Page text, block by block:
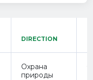
DIRECTION
Охрана
природы